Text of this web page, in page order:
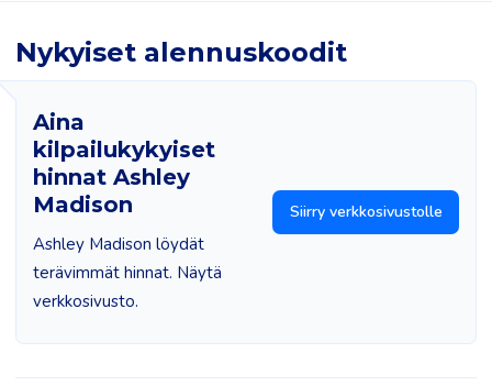
Nykyiset alennuskoodit
Aina
kilpailukykyiset
hinnat Ashley
Madison
Ashley Madison löydät
terävimmät hinnat. Näytä
verkkosivusto.
Siirry verkkosivustolle